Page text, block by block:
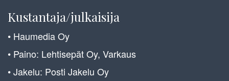
Kustantaja/julkaisija
• Haumedia Oy
• Paino: Lehtisepät Oy, Varkaus
• Jakelu: Posti Jakelu Oy